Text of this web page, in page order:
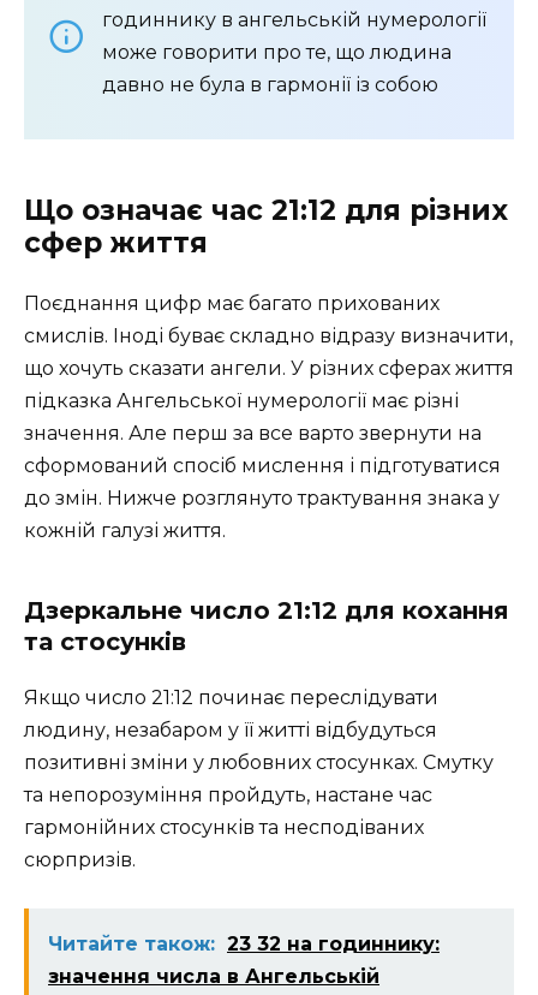
годиннику в ангельській нумерології
може говорити про те, що людина
давно не була в гармонії із собою
Що означає час 21:12 для різних
сфер життя
Поєднання цифр має багато прихованих
смислів. Іноді буває складно відразу визначити,
що хочуть сказати ангели. У різних сферах життя
підказка Ангельської нумерології має різні
значення. Але перш за все варто звернути на
сформований спосіб мислення і підготуватися
до змін. Нижче розглянуто трактування знака у
кожній галузі життя.
Дзеркальне число 21:12 для кохання
та стосунків
Якщо число 21:12 починає переслідувати
людину, незабаром у її житті відбудуться
позитивні зміни у любовних стосунках. Смутку
та непорозуміння пройдуть, настане час
гармонійних стосунків та несподіваних
сюрпризів.
Читайте також: 23 32 на годиннику:
значення числа в Ангельській